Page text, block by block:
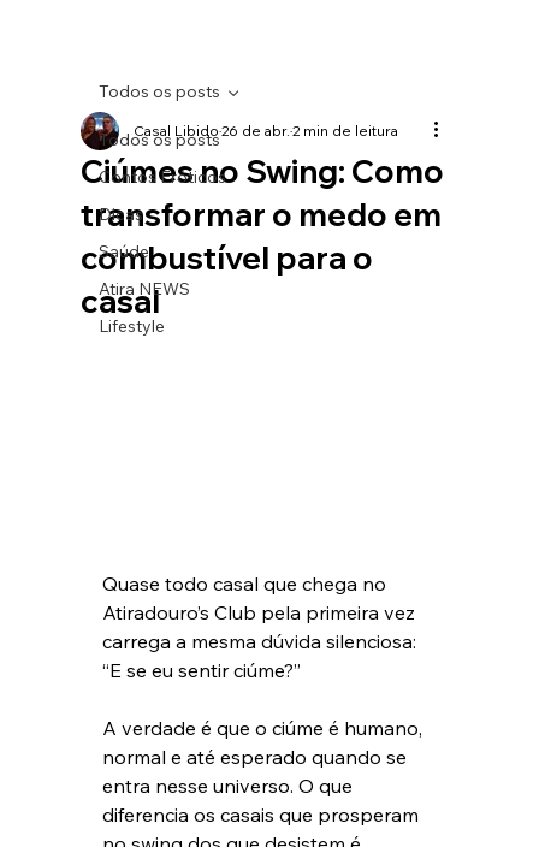
Todos os posts
Contos Eróticos
Dicas
Saúde
Atira NEWS
Lifestyle
Todos os posts
Ciúmes no Swing: Como
transformar o medo em
combustível para o
casal
Casal Libido26 de abr.2 min de leitura
Quase todo casal que chega no
Atiradouro’s Club pela primeira vez
carrega a mesma dúvida silenciosa:
“E se eu sentir ciúme?”
A verdade é que o ciúme é humano,
normal e até esperado quando se
entra nesse universo. O que
diferencia os casais que prosperam